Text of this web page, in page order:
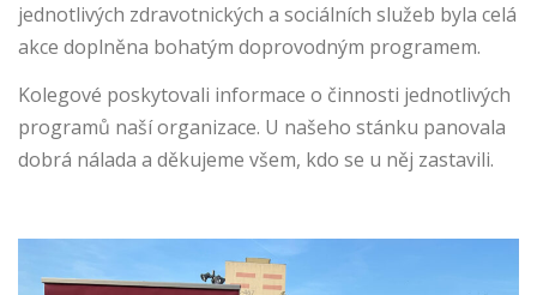
jednotlivých zdravotnických a sociálních služeb byla celá
akce doplněna bohatým doprovodným programem.
Kolegové poskytovali informace o činnosti jednotlivých
programů naší organizace. U našeho stánku panovala
dobrá nálada a děkujeme všem, kdo se u něj zastavili.